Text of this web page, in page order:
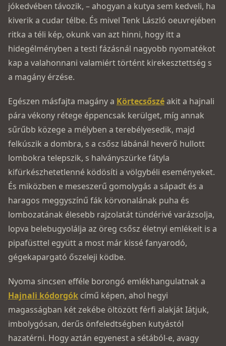
jókedvében távozik, – ahogyan a kutya sem kedveli, ha
kiverik a cudar télbe. És mivel Tenk László oeuvrejében
ritka a téli kép, okunk van azt hinni, hogy itt a
hidegélményben a testi fázásnál nagyobb nyomatékot
kap a valahonnani valamiért történt kirekesztettség s
a magány érzése.
Egészen másfajta magány a Körtecsőszéakit a hajnali
pára vékony rétege éppencsak kerülget, míg annak
sűrűbb közege a mélyben a terebélyesedik, majd
felkúszik a dombra, s a csősz lábánál heverő hullott
lombokra telepszik, s halványszürke fátyla
kifürkészhetetlenné ködösíti a völ­gybéli eseményeket.
És miközben e meseszerű gomolygás a sápadt és a
haragos meggyszínű fák körvonalának puha és
lombozatának élesebb rajzolatát tündérivé varázsolja,
lopva belebugyolálja az öreg csősz életnyi emlékeit is a
pipafüsttel együtt a most már kissé fanyarodó,
gégekapargató őszeleji ködbe.
Nyoma sincsen efféle borongó emlékhangulatnak a
Hajnali kódorgók című képen, ahol hegyi
magasságban két zekébe öltözött férfi alakját Iátjuk,
imbolygósan, derűs önfeledtségben kutyástól
hazatérni. Hogy aztán egyenest a sétából-e, avagy